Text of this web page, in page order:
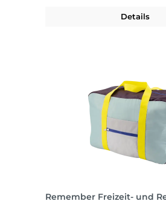
Details
Remember Freizeit- und